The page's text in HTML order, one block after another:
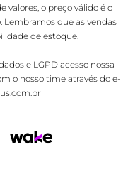
o preço válido é o
que as vendas
de estoque.
e LGPD acesso nossa
o nosso time através do e-